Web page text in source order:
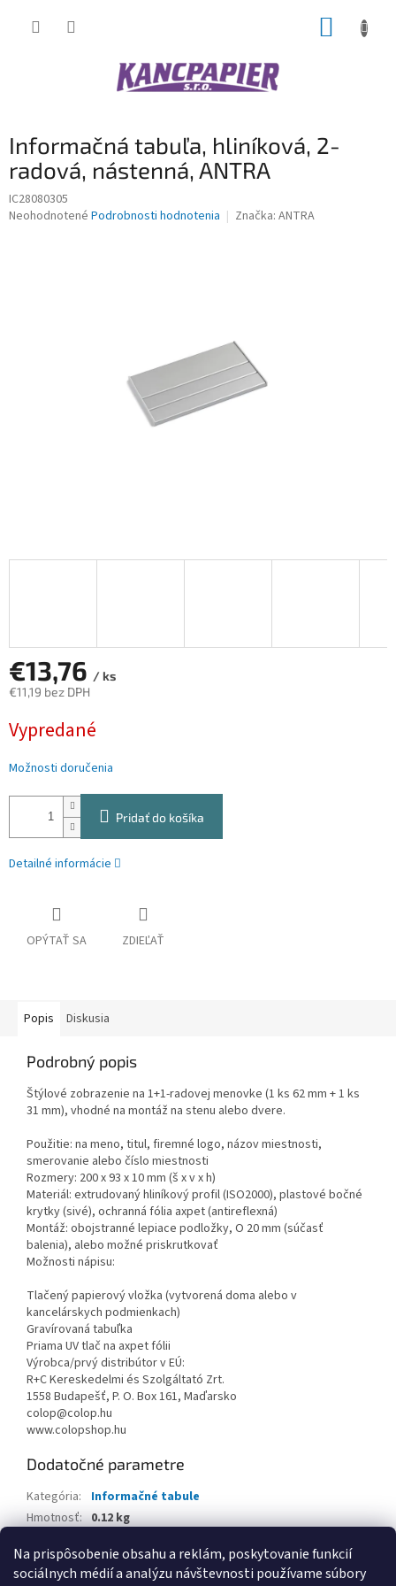
Na prispôsobenie obsahu a reklám, poskytovanie funkcií
sociálnych médií a analýzu návštevnosti používame súbory
Informačná tabuľa, hliníková, 2-
radová, nástenná, ANTRA
IC28080305
Priemerné
Neohodnotené Podrobnosti hodnotenia Značka: ANTRA
€13,76 / ks
€11,19 bez DPH
cena:
Vypredané
Možnosti doručenia
Pridať do košíka
Detailné informácie
OPÝTAŤ SA ZDIEĽAŤ
Popis Diskusia
Podrobný popis
Štýlové zobrazenie na 1+1-radovej menovke (1 ks 62 mm + 1 ks
31 mm), vhodné na montáž na stenu alebo dvere.
Použitie: na meno, titul, firemné logo, názov miestnosti,
smerovanie alebo číslo miestnosti
Rozmery: 200 x 93 x 10 mm (š x v x h)
Materiál: extrudovaný hliníkový profil (ISO2000), plastové bočné
krytky (sivé), ochranná fólia axpet (antireflexná)
Montáž: obojstranné lepiace podložky, O 20 mm (súčasť
balenia), alebo možné priskrutkovať
Možnosti nápisu:
Tlačený papierový vložka (vytvorená doma alebo v
kancelárskych podmienkach)
Gravírovaná tabuľka
Priama UV tlač na axpet fólii
Výrobca/prvý distribútor v EÚ:
R+C Kereskedelmi és Szolgáltató Zrt.
1558 Budapešť, P. O. Box 161, Maďarsko
colop@colop.hu
www.colopshop.hu
Dodatočné parametre
Kategória:
Informačné tabule
Hmotnosť: 0.12 kg